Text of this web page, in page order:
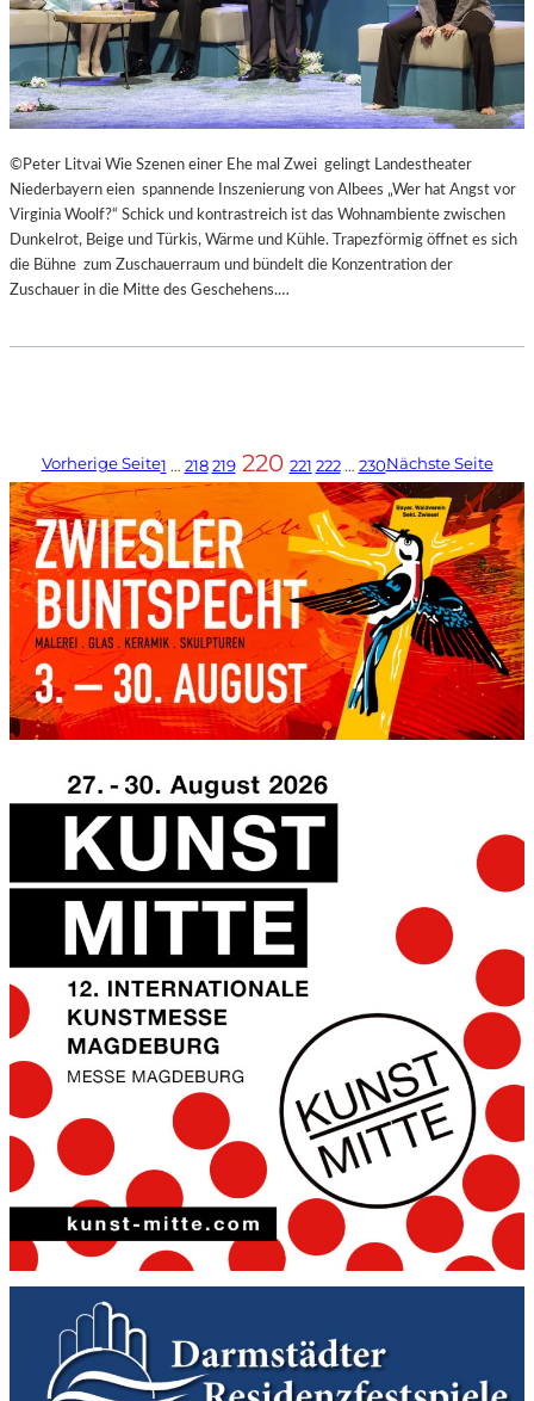
©Peter Litvai Wie Szenen einer Ehe mal Zwei gelingt Landestheater
Niederbayern eien spannende Inszenierung von Albees „Wer hat Angst vor
Virginia Woolf?“ Schick und kontrastreich ist das Wohnambiente zwischen
Dunkelrot, Beige und Türkis, Wärme und Kühle. Trapezförmig öffnet es sich
die Bühne zum Zuschauerraum und bündelt die Konzentration der
Zuschauer in die Mitte des Geschehens.…
Vorherige Seite1 … 218 219 220 221 222 … 230Nächste Seite